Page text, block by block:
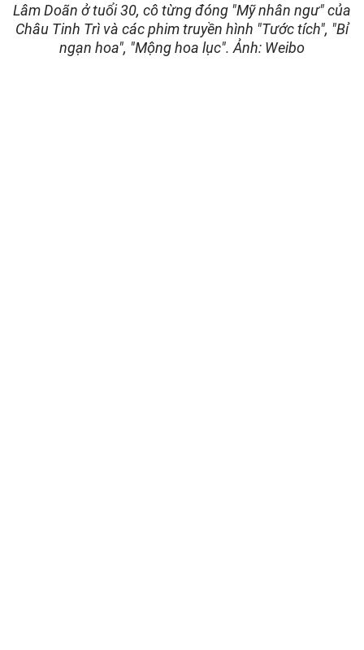
Lâm Doãn ở tuổi 30, cô từng đóng "Mỹ nhân ngư" của
Châu Tinh Trì và các phim truyền hình "Tước tích", "Bỉ
ngạn hoa", "Mộng hoa lục". Ảnh: Weibo